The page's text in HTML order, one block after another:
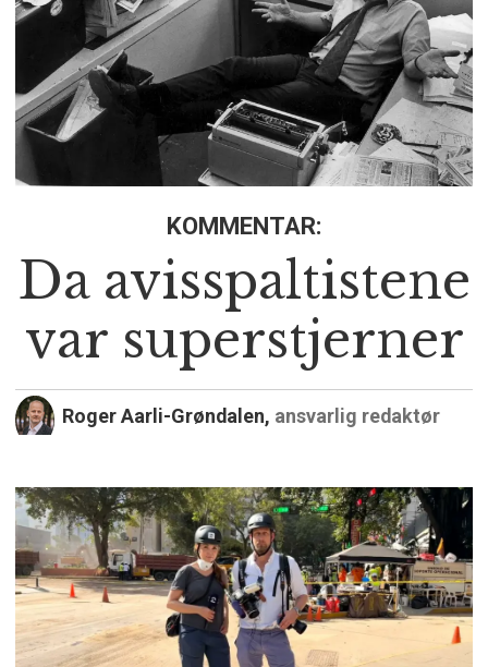
KOMMENTAR:
Da avisspaltistene
var superstjerner
Roger Aarli-Grøndalen, ansvarlig redaktør